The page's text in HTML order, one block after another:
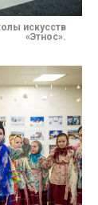
искусств
«Этнос».